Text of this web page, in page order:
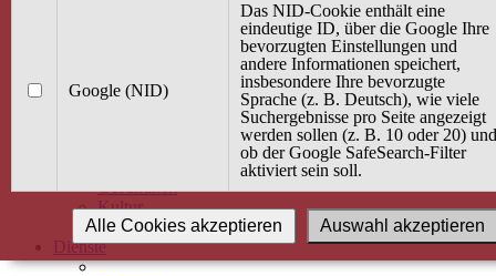
Angebot / Kurs suchen
Babybauch & Elternschaft
Gesundheit
Kultur
Alle Kurse
Dienste
Google (NID)
Das NID-Cookie enthält eine
eindeutige ID, über die Google Ihre
bevorzugten Einstellungen und
andere Informationen speichert,
insbesondere Ihre bevorzugte
Sprache (z. B. Deutsch), wie viele
Suchergebnisse pro Seite angezeigt
werden sollen (z. B. 10 oder 20) und
ob der Google SafeSearch-Filter
aktiviert sein soll.
Auswahl akzeptieren
Alle Cookies akzeptieren